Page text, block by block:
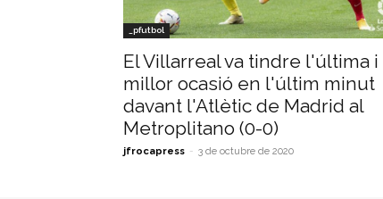
_pfutbol
El Villarreal va tindre l'última i
millor ocasió en l'últim minut
davant l'Atlètic de Madrid al
Metroplitano (0-0)
jfrocapress - 3 de octubre de 2020